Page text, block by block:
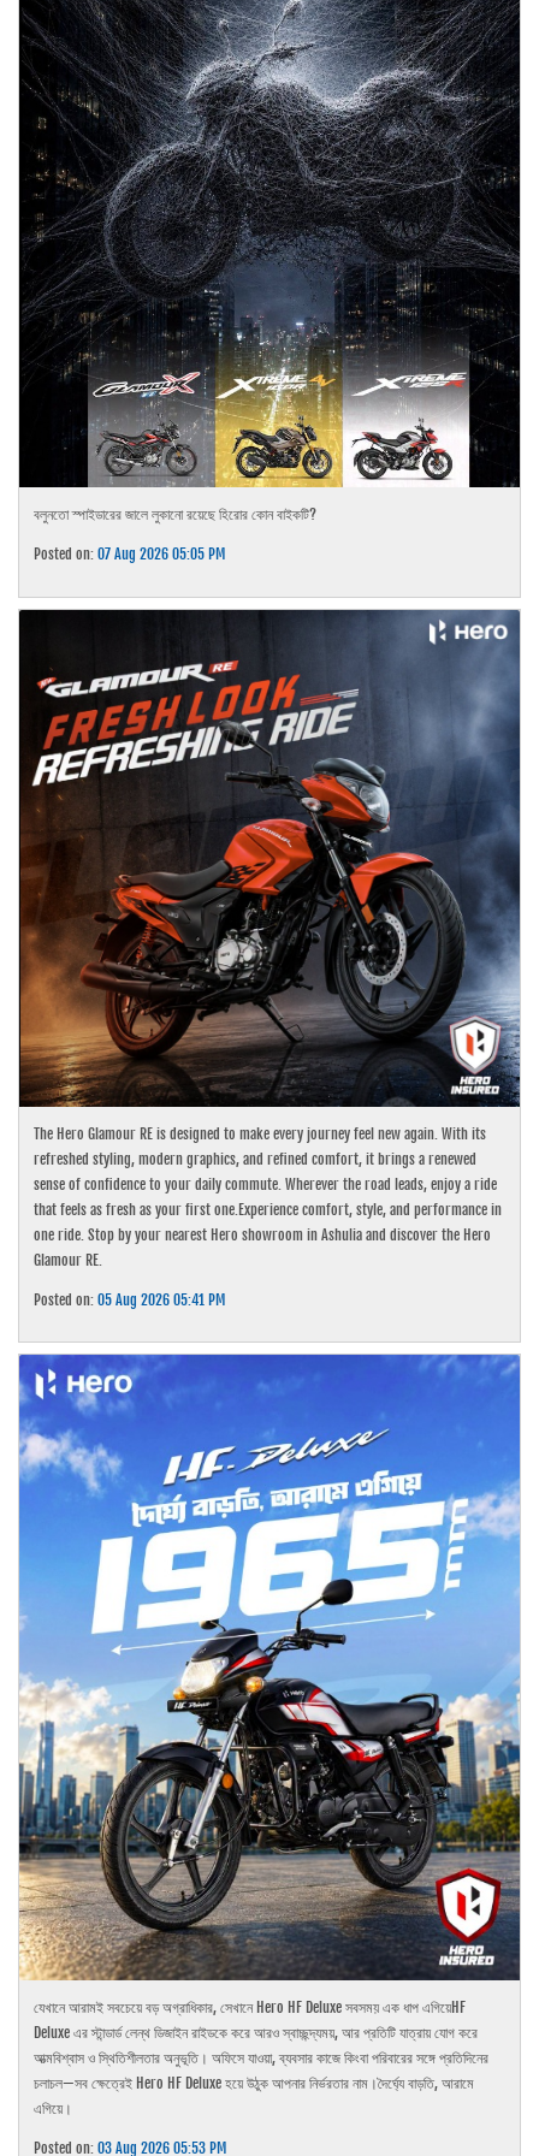
বলুনতো স্পাইডারের জালে লুকানো রয়েছে হিরোর কোন বাইকটি?
Posted on:07 Aug 2026 05:05 PM
The Hero Glamour RE is designed to make every journey feel new again. With its
refreshed styling, modern graphics, and refined comfort, it brings a renewed
sense of confidence to your daily commute. Wherever the road leads, enjoy a ride
that feels as fresh as your first one.Experience comfort, style, and performance in
one ride. Stop by your nearest Hero showroom in Ashulia and discover the Hero
Glamour RE.
Posted on:05 Aug 2026 05:41 PM
যেখানে আরামই সবচেয়ে বড় অগ্রাধিকার, সেখানে Hero HF Deluxe সবসময় এক ধাপ এগিয়েHF
Deluxe এর স্টান্ডার্ড লেন্থ ডিজাইন রাইডকে করে আরও স্বাচ্ছন্দ্যময়, আর প্রতিটি যাত্রায় যোগ করে
আত্মবিশ্বাস ও স্থিতিশীলতার অনুভূতি। অফিসে যাওয়া, ব্যবসার কাজে কিংবা পরিবারের সঙ্গে প্রতিদিনের
চলাচল—সব ক্ষেত্রেই Hero HF Deluxe হয়ে উঠুক আপনার নির্ভরতার নাম।দৈর্ঘ্যে বাড়তি, আরামে
এগিয়ে।
Posted on:03 Aug 2026 05:53 PM